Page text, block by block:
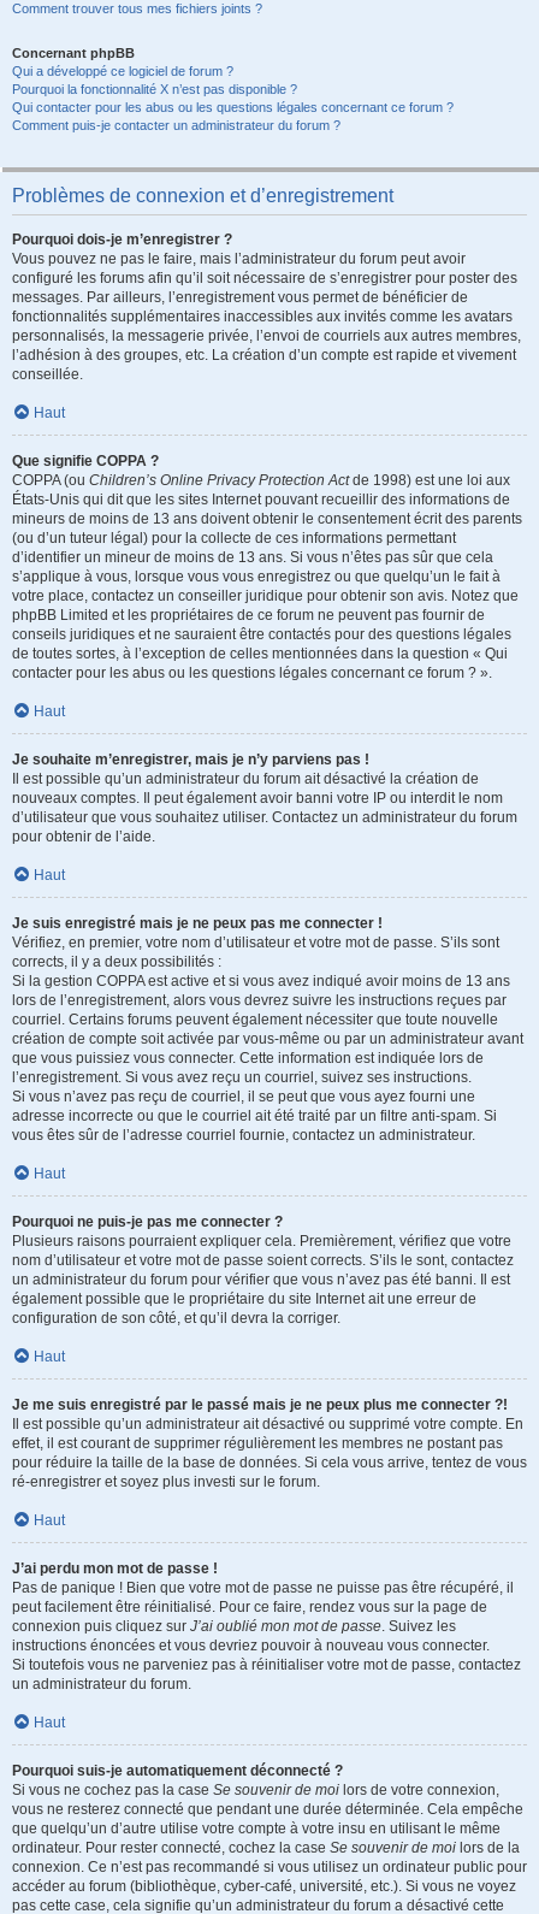
Comment trouver tous mes fichiers joints ?
Concernant phpBB
Qui a développé ce logiciel de forum ?
Pourquoi la fonctionnalité X n’est pas disponible ?
Qui contacter pour les abus ou les questions légales concernant ce forum ?
Comment puis-je contacter un administrateur du forum ?
Problèmes de connexion et d’enregistrement
Pourquoi dois-je m’enregistrer ?
Vous pouvez ne pas le faire, mais l’administrateur du forum peut avoir
configuré les forums afin qu’il soit nécessaire de s’enregistrer pour poster des
messages. Par ailleurs, l’enregistrement vous permet de bénéficier de
fonctionnalités supplémentaires inaccessibles aux invités comme les avatars
personnalisés, la messagerie privée, l’envoi de courriels aux autres membres,
l’adhésion à des groupes, etc. La création d’un compte est rapide et vivement
conseillée.
Haut
Que signifie COPPA ?
COPPA (ou Children’s Online Privacy Protection Actde 1998) est une loi aux
États-Unis qui dit que les sites Internet pouvant recueillir des informations de
mineurs de moins de 13 ans doivent obtenir le consentement écrit des parents
(ou d’un tuteur légal) pour la collecte de ces informations permettant
d’identifier un mineur de moins de 13 ans. Si vous n’êtes pas sûr que cela
s’applique à vous, lorsque vous vous enregistrez ou que quelqu’un le fait à
votre place, contactez un conseiller juridique pour obtenir son avis. Notez que
phpBB Limited et les propriétaires de ce forum ne peuvent pas fournir de
conseils juridiques et ne sauraient être contactés pour des questions légales
de toutes sortes, à l’exception de celles mentionnées dans la question « Qui
contacter pour les abus ou les questions légales concernant ce forum ? ».
Haut
Je souhaite m’enregistrer, mais je n’y parviens pas !
Il est possible qu’un administrateur du forum ait désactivé la création de
nouveaux comptes. Il peut également avoir banni votre IP ou interdit le nom
d’utilisateur que vous souhaitez utiliser. Contactez un administrateur du forum
pour obtenir de l’aide.
Haut
Je suis enregistré mais je ne peux pas me connecter !
Vérifiez, en premier, votre nom d’utilisateur et votre mot de passe. S’ils sont
corrects, il y a deux possibilités :
Si la gestion COPPA est active et si vous avez indiqué avoir moins de 13 ans
lors de l’enregistrement, alors vous devrez suivre les instructions reçues par
courriel. Certains forums peuvent également nécessiter que toute nouvelle
création de compte soit activée par vous-même ou par un administrateur avant
que vous puissiez vous connecter. Cette information est indiquée lors de
l’enregistrement. Si vous avez reçu un courriel, suivez ses instructions.
Si vous n’avez pas reçu de courriel, il se peut que vous ayez fourni une
adresse incorrecte ou que le courriel ait été traité par un filtre anti-spam. Si
vous êtes sûr de l’adresse courriel fournie, contactez un administrateur.
Haut
Pourquoi ne puis-je pas me connecter ?
Plusieurs raisons pourraient expliquer cela. Premièrement, vérifiez que votre
nom d’utilisateur et votre mot de passe soient corrects. S’ils le sont, contactez
un administrateur du forum pour vérifier que vous n’avez pas été banni. Il est
également possible que le propriétaire du site Internet ait une erreur de
configuration de son côté, et qu’il devra la corriger.
Haut
Je me suis enregistré par le passé mais je ne peux plus me connecter ?!
Il est possible qu’un administrateur ait désactivé ou supprimé votre compte. En
effet, il est courant de supprimer régulièrement les membres ne postant pas
pour réduire la taille de la base de données. Si cela vous arrive, tentez de vous
ré-enregistrer et soyez plus investi sur le forum.
Haut
J’ai perdu mon mot de passe !
Pas de panique ! Bien que votre mot de passe ne puisse pas être récupéré, il
peut facilement être réinitialisé. Pour ce faire, rendez vous sur la page de
connexion puis cliquez sur J’ai oublié mon mot de passe. Suivez les
instructions énoncées et vous devriez pouvoir à nouveau vous connecter.
Si toutefois vous ne parveniez pas à réinitialiser votre mot de passe, contactez
un administrateur du forum.
Haut
Pourquoi suis-je automatiquement déconnecté ?
Si vous ne cochez pas la case Se souvenir de moi lors de votre connexion,
vous ne resterez connecté que pendant une durée déterminée. Cela empêche
que quelqu’un d’autre utilise votre compte à votre insu en utilisant le même
ordinateur. Pour rester connecté, cochez la case Se souvenir de moi lors de la
connexion. Ce n’est pas recommandé si vous utilisez un ordinateur public pour
accéder au forum (bibliothèque, cyber-café, université, etc.). Si vous ne voyez
pas cette case, cela signifie qu’un administrateur du forum a désactivé cette